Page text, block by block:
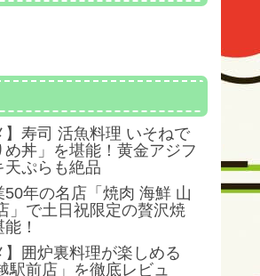
】寿司 活魚料理 いそねで
丼」を堪能！黄金アジフ
天ぷらも絶品
50年の名店「焼肉 海鮮 山
」で土日祝限定の贅沢焼
！
】囲炉裏料理が楽しめる
駅前店」を徹底レビュ